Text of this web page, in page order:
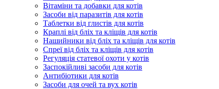
Вітаміни та добавки для котів
Засоби від паразитів для котів
Таблетки від глистів для котів
Краплі від бліх та кліщів для котів
Нашийники від бліх та кліщів для котів
Спреї від бліх та кліщів для котів
Регуляція статевої охоти у котів
Заспокійливі засоби для котів
Антибіотики для котів
Засоби для очей та вух котів